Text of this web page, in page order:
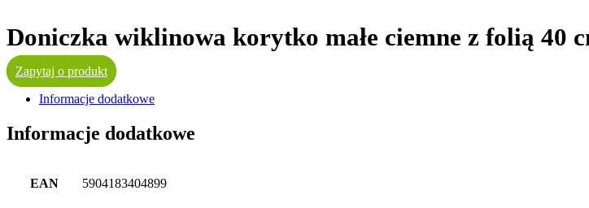
Doniczka wiklinowa korytko małe ciemne z folią 40
Zapytaj o produkt
Informacje dodatkowe
Informacje dodatkowe
EAN 5904183404899